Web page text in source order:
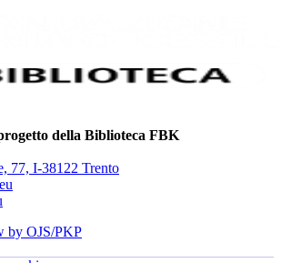
della Biblioteca FBK
77, I-38122 Trento
by OJS/PKP